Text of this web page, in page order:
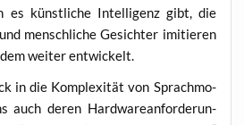
es künst­li­che Intel­li­genz gibt, die
mensch­li­che Gesich­ter imi­tie­ren
wei­ter entwickelt.
in die Kom­ple­xi­tät von Sprach­mo­
auch deren Hard­ware­an­for­de­run­